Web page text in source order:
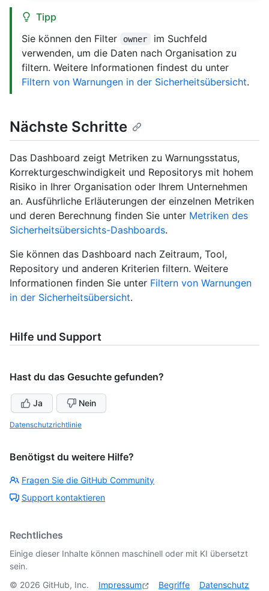
Tipp
Sie können den Filter
owner
im Suchfeld
verwenden, um die Daten nach Organisation zu
filtern. Weitere Informationen findest du unter
Filtern von Warnungen in der Sicherheitsübersicht.
Nächste Schritte
Das Dashboard zeigt Metriken zu Warnungsstatus,
Korrekturgeschwindigkeit und Repositorys mit hohem
Risiko in Ihrer Organisation oder Ihrem Unternehmen
an. Ausführliche Erläuterungen der einzelnen Metriken
und deren Berechnung finden Sie unter Metriken des
Sicherheitsübersichts-Dashboards.
Sie können das Dashboard nach Zeitraum, Tool,
Repository und anderen Kriterien filtern. Weitere
Informationen finden Sie unter Filtern von Warnungen
in der Sicherheitsübersicht.
Hilfe und Support
Hast du das Gesuchte gefunden?
Ja Nein
Datenschutzrichtlinie
Benötigst du weitere Hilfe?
Fragen Sie die GitHub Community
Support kontaktieren
Rechtliches
Einige dieser Inhalte können maschinell oder mit KI übersetzt
sein.
© 2026 GitHub, Inc. Impressum Begriffe Datenschutz